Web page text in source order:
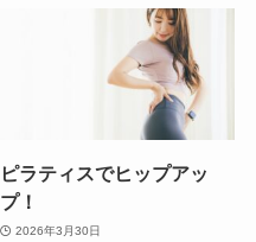
ピラティスでヒップアッ
プ！
2026年3月30日